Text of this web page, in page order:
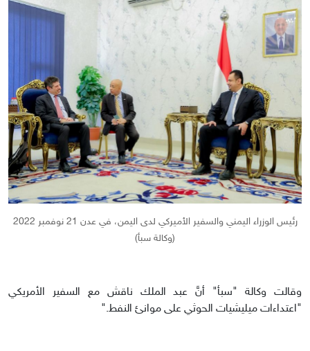
رئيس الوزراء اليمني والسفير الأميركي لدى اليمن، في عدن 21 نوفمبر 2022
(وكالة سبأ)
وقالت وكالة "سبأ" أنَّ عبد الملك ناقش مع السفير الأمريكي
"اعتداءات ميليشيات الحوثي على موانئ النفط."